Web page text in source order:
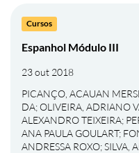
Cursos
Espanhol Módulo III
23 out 2018
PICANÇO, ACAUAN
DA;OLIVEIRA, ADRIANO
ALEXANDRO TEIXEIRA;
ANA PAULA GOULART;
ANDRESSA ROXO;SILVA,